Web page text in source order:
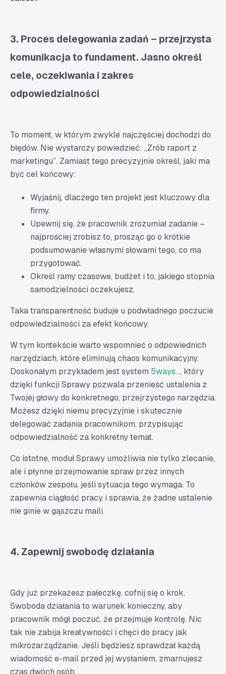
3. Proces delegowania zadań – przejrzysta
komunikacja to fundament. Jasno określ
cele, oczekiwania i zakres
odpowiedzialności
To moment, w którym zwykle najczęściej dochodzi do
błędów. Nie wystarczy powiedzieć: „Zrób raport z
marketingu”. Zamiast tego precyzyjnie określ, jaki ma
być cel końcowy:
Wyjaśnij, dlaczego ten projekt jest kluczowy dla
firmy.
Upewnij się, że pracownik zrozumiał zadanie –
najprościej zrobisz to, prosząc go o krótkie
podsumowanie własnymi słowami tego, co ma
przygotować.
Określ ramy czasowe, budżet i to, jakiego stopnia
samodzielności oczekujesz.
Taka transparentność buduje u podwładnego poczucie
odpowiedzialności za efekt końcowy.
W tym kontekście warto wspomnieć o odpowiednich
narzędziach, które eliminują chaos komunikacyjny.
Doskonałym przykładem jest system 5ways..., który
dzięki funkcji Sprawy pozwala przenieść ustalenia z
Twojej głowy do konkretnego, przejrzystego narzędzia.
Możesz dzięki niemu precyzyjnie i skutecznie
delegować zadania pracownikom, przypisując
odpowiedzialność za konkretny temat.
Co istotne, moduł Sprawy umożliwia nie tylko zlecanie,
ale i płynne przejmowanie spraw przez innych
członków zespołu, jeśli sytuacja tego wymaga. To
zapewnia ciągłość pracy i sprawia, że żadne ustalenie
nie ginie w gąszczu maili.
4. Zapewnij swobodę działania
Gdy już przekażesz pałeczkę, cofnij się o krok.
Swoboda działania to warunek konieczny, aby
pracownik mógł poczuć, że przejmuje kontrolę. Nic
tak nie zabija kreatywności i chęci do pracy jak
mikrozarządzanie. Jeśli będziesz sprawdzał każdą
wiadomość e-mail przed jej wysłaniem, zmarnujesz
czas dwóch osób.